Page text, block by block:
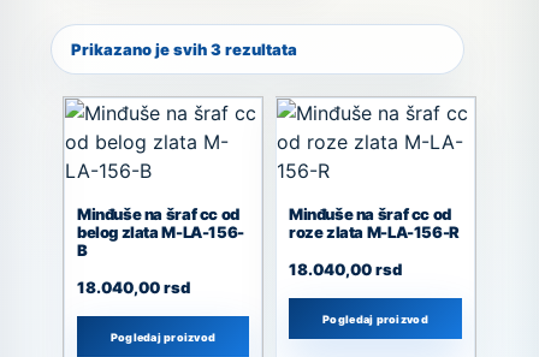
Prikazano je svih 3 rezultata
Minđuše na šraf cc od
belog zlata M-LA-156-
B
18.040,00rsd
Pogledaj proizvod
Minđuše na šraf cc od
roze zlata M-LA-156-R
18.040,00rsd
Pogledaj proizvod